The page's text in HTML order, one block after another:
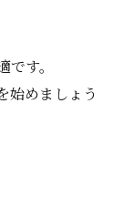
す。
始めましょう